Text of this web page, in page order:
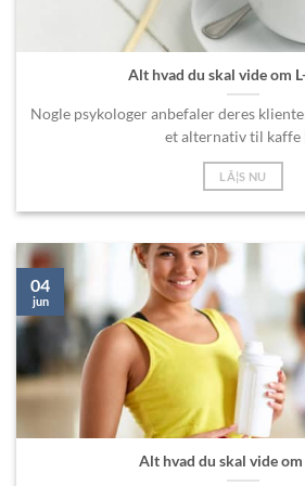
Alt hvad du skal vide om
Nogle psykologer anbefaler deres
et alternativ til kaffe
LÃ¦S NU
Alt hvad du skal vide
04
jun